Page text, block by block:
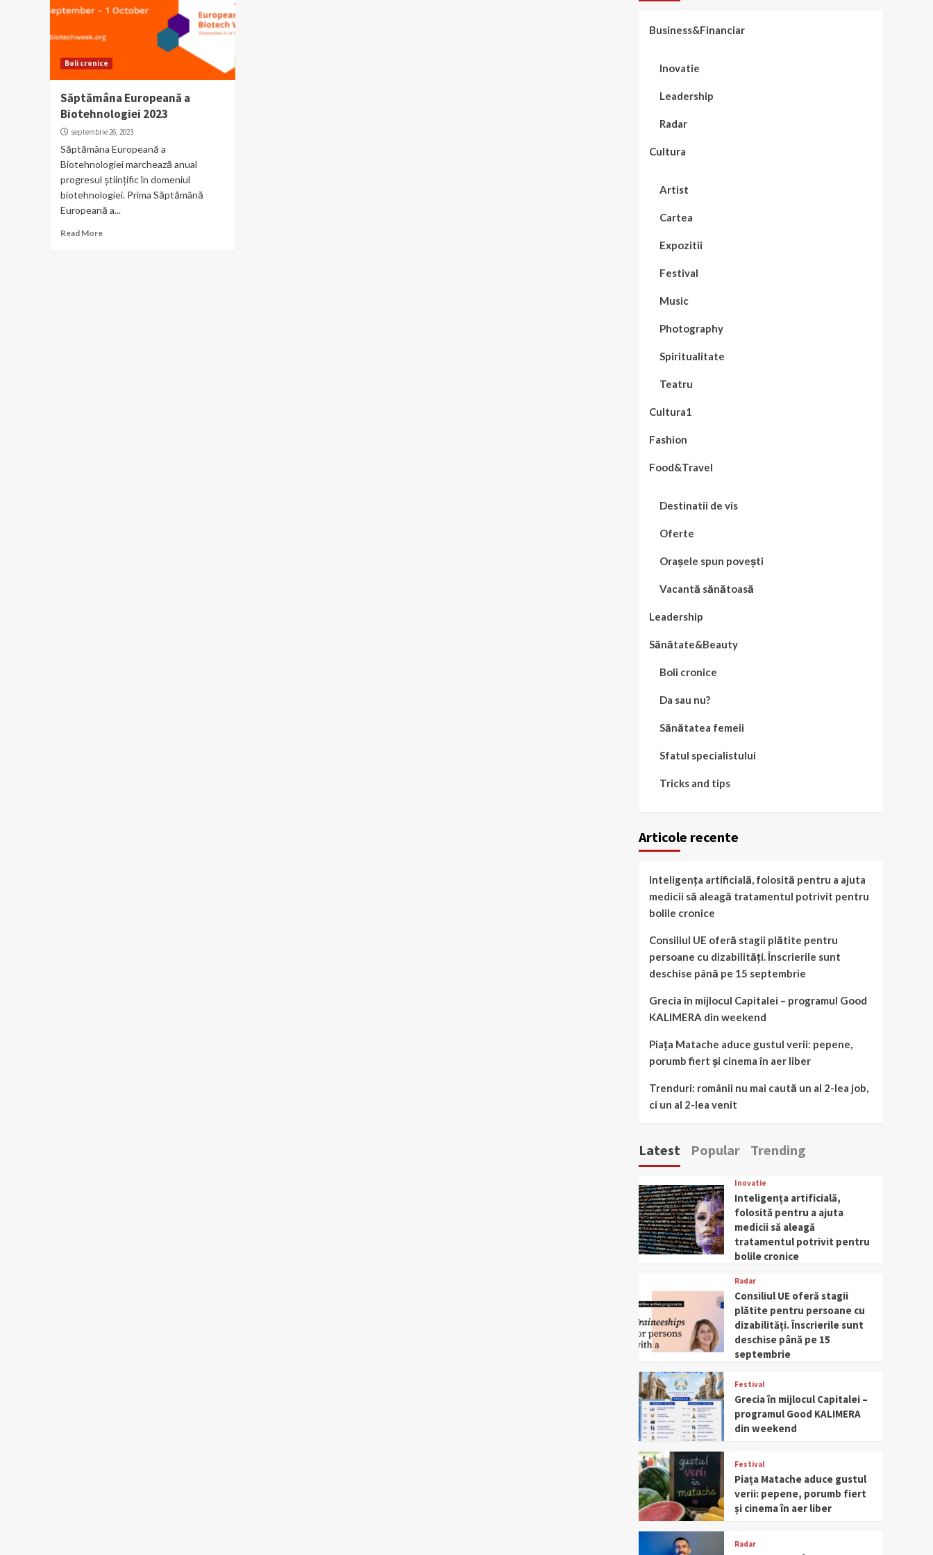
Boli cronice
Săptămâna Europeană a
Biotehnologiei 2023
septembrie 26, 2023
Săptămâna Europeană a
Biotehnologiei marchează anual
progresul științific în domeniul
biotehnologiei. Prima Săptămână
Europeană a...
Read More
Business&Financiar
Inovatie
Leadership
Radar
Cultura
Artist
Cartea
Expozitii
Festival
Music
Photography
Spiritualitate
Teatru
Cultura1
Fashion
Food&Travel
Destinatii de vis
Oferte
Orașele spun povești
Vacantă sănătoasă
Leadership
Sănătate&Beauty
Boli cronice
Da sau nu?
Sănătatea femeii
Sfatul specialistului
Tricks and tips
Articole recente
Inteligența artificială, folosită pentru a ajuta
medicii să aleagă tratamentul potrivit pentru
bolile cronice
Consiliul UE oferă stagii plătite pentru
persoane cu dizabilități. Înscrierile sunt
deschise până pe 15 septembrie
Grecia în mijlocul Capitalei – programul Good
KALIMERA din weekend
Piața Matache aduce gustul verii: pepene,
porumb fiert și cinema în aer liber
Trenduri: românii nu mai caută un al 2-lea job,
ci un al 2-lea venit
Latest Popular Trending
Inovatie
Inteligența artificială,
folosită pentru a ajuta
medicii să aleagă
tratamentul potrivit pentru
bolile cronice
Radar
Consiliul UE oferă stagii
plătite pentru persoane cu
dizabilități. Înscrierile sunt
deschise până pe 15
septembrie
Festival
Grecia în mijlocul Capitalei –
programul Good KALIMERA
din weekend
Festival
Piața Matache aduce gustul
verii: pepene, porumb fiert
și cinema în aer liber
Radar